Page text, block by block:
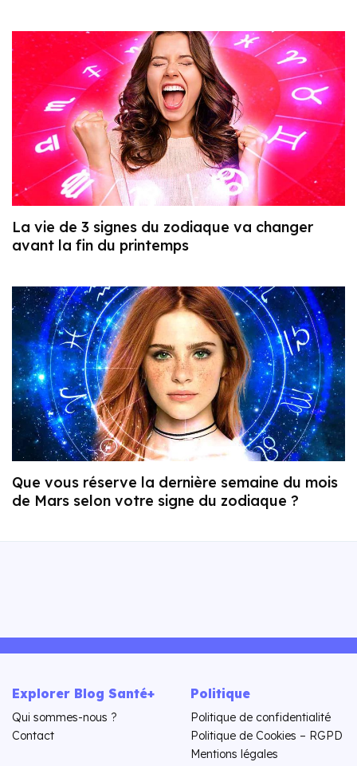
La vie de 3 signes du zodiaque va changer
avant la fin du printemps
Que vous réserve la dernière semaine du mois
de Mars selon votre signe du zodiaque ?
Explorer Blog Santé+
Qui sommes-nous ?
Contact
Politique
Politique de confidentialité
Politique de Cookies – RGPD
Mentions légales